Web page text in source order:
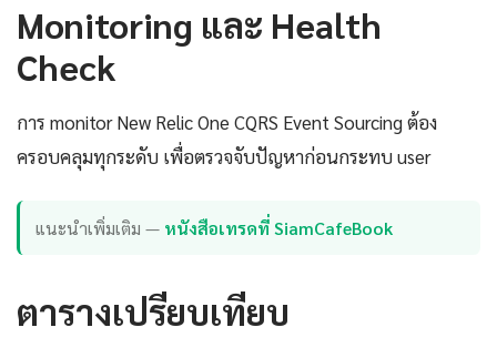
Monitoring และ Health
Check
การ monitor New Relic One CQRS Event Sourcing ต้อง
ครอบคลุมทุกระดับ เพื่อตรวจจับปัญหาก่อนกระทบ user
แนะนำเพิ่มเติม — หนังสือเทรดที่ SiamCafeBook
ตารางเปรียบเทียบ